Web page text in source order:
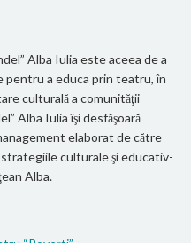
Alba Iulia este aceea de a
a educa prin teatru, în
culturală a comunităţii
Alba Iulia îşi desfăşoară
elaborat de către
culturale şi educativ-
Alba.